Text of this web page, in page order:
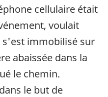
cellulaire était
voulait
s'est immobilisé sur
abaissée dans la
le chemin.
le but de